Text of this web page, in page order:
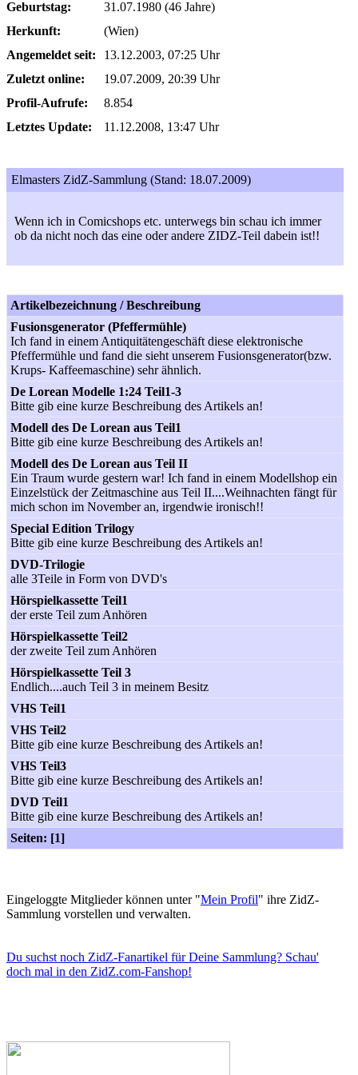
Geburtstag:
31.07.1980 (46 Jahre)
Herkunft:
(Wien)
Angemeldet seit:
13.12.2003, 07:25 Uhr
Zuletzt online:
19.07.2009, 20:39 Uhr
Profil-Aufrufe:
8.854
Letztes Update:
11.12.2008, 13:47 Uhr
Elmasters ZidZ-Sammlung (Stand: 18.07.2009)
Wenn ich in Comicshops etc. unterwegs bin schau ich immer
ob da nicht noch das eine oder andere ZIDZ-Teil dabein ist!!
Artikelbezeichnung / Beschreibung
Fusionsgenerator (Pfeffermühle)
Ich fand in einem Antiquitätengeschäft diese elektronische
Pfeffermühle und fand die sieht unserem Fusionsgenerator(bzw.
Krups- Kaffeemaschine) sehr ähnlich.
De Lorean Modelle 1:24 Teil1-3
Bitte gib eine kurze Beschreibung des Artikels an!
Modell des De Lorean aus Teil1
Bitte gib eine kurze Beschreibung des Artikels an!
Modell des De Lorean aus Teil II
Ein Traum wurde gestern war! Ich fand in einem Modellshop ein
Einzelstück der Zeitmaschine aus Teil II....Weihnachten fängt für
mich schon im November an, irgendwie ironisch!!
Special Edition Trilogy
Bitte gib eine kurze Beschreibung des Artikels an!
DVD-Trilogie
alle 3Teile in Form von DVD's
Hörspielkassette Teil1
der erste Teil zum Anhören
Hörspielkassette Teil2
der zweite Teil zum Anhören
Hörspielkassette Teil 3
Endlich....auch Teil 3 in meinem Besitz
VHS Teil1
VHS Teil2
Bitte gib eine kurze Beschreibung des Artikels an!
VHS Teil3
Bitte gib eine kurze Beschreibung des Artikels an!
DVD Teil1
Bitte gib eine kurze Beschreibung des Artikels an!
Seiten: [1]
Eingeloggte Mitglieder können unter "Mein Profil" ihre ZidZ-
Sammlung vorstellen und verwalten.
Du suchst noch ZidZ-Fanartikel für Deine Sammlung? Schau'
doch mal in den ZidZ.com-Fanshop!